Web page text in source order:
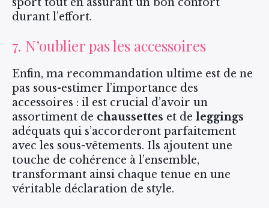
durant l’effort.
7. N’oublier pas les accessoires
Enfin, ma recommandation ultime est de ne
pas sous-estimer l’importance des
accessoires : il est crucial d’avoir un
assortiment de chaussettes et de leggings
adéquats qui s’accorderont parfaitement
avec les sous-vêtements. Ils ajoutent une
touche de cohérence à l’ensemble,
transformant ainsi chaque tenue en une
véritable déclaration de style.